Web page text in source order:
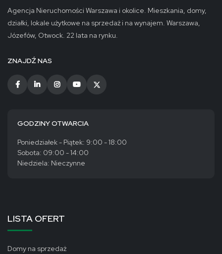
Agencja Nieruchomości Warszawa i okolice. Mieszkania, domy,
działki, lokale użytkowe na sprzedaż i na wynajem. Warszawa,
Józefów, Otwock. 22 lata na rynku.
ZNAJDŹ NAS
GODZINY OTWARCIA
Poniedziałek - Piątek: 9:00 - 18:00
Sobota: 09:00 - 14:00
Niedziela: Nieczynne
LISTA OFERT
Domy na sprzedaż